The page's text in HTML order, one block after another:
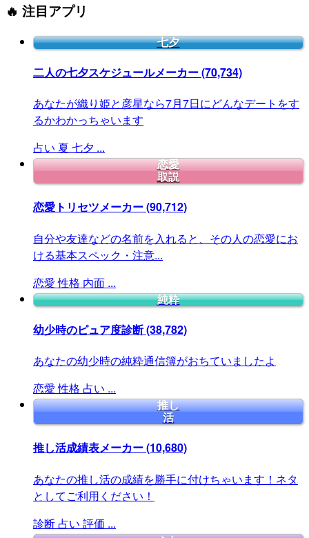
🔥 注目アプリ
七夕
二人の七夕スケジュールメーカー(70,734)
あなたが織り姫と彦星なら7月7日にどんなデートをす
るかわかっちゃいます
占い 夏 七夕 ...
恋愛
取説
恋愛トリセツメーカー(90,712)
自分や友達などの名前を入れると、その人の恋愛にお
ける基本スペック・注意...
恋愛 性格 内面 ...
純粋
幼少時のピュア度診断(38,782)
あなたの幼少時の純粋通信簿がおちていましたよ
恋愛 性格 占い ...
推し
活
推し活成績表メーカー(10,680)
あなたの推し活の成績を勝手に付けちゃいます！ネタ
としてご利用ください！
診断 占い 評価 ...